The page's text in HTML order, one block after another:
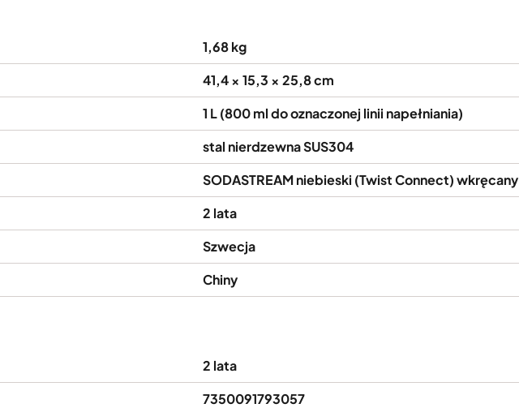
1,68 kg
41,4 × 15,3 × 25,8 cm
1 L (800 ml do oznaczonej linii napełniania)
stal nierdzewna SUS304
SODASTREAM niebieski (Twist Connect) wkręcany
2 lata
Szwecja
Chiny
2 lata
7350091793057